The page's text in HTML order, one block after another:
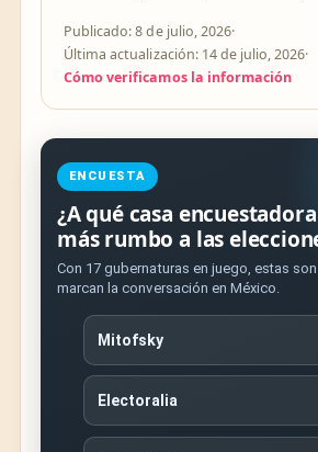
Publicado: 8 de julio, 2026·
Última actualización: 14 de julio, 2026·
Cómo verificamos la información
ENCUESTA
¿A qué casa
más rumbo a las
Con 17 gubernaturas en juego, estas
marcan la conversación en México.
Mitofsky
Electoralia